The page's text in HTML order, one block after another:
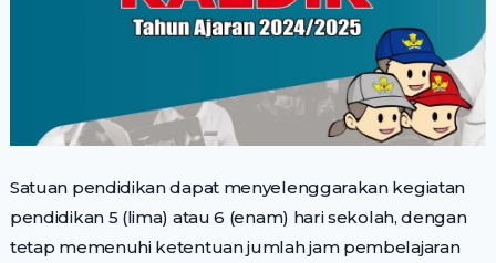
Satuan pendidikan dapat menyelenggarakan kegiatan
pendidikan 5 (lima) atau 6 (enam) hari sekolah, dengan
tetap memenuhi ketentuan jumlah jam pembelajaran